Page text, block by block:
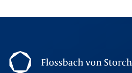
Footer Navigation